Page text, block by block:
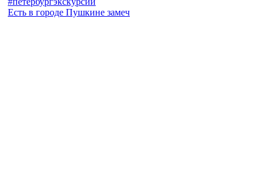
Есть в городе Пушкине замеч